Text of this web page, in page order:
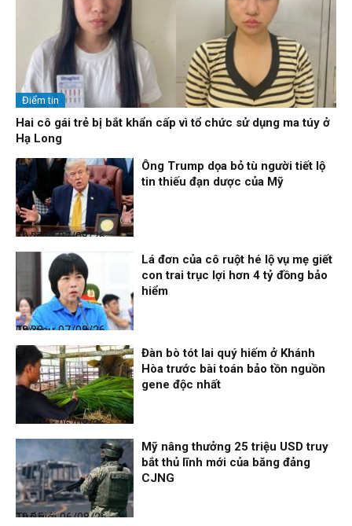
Điểm tin
Hai cô gái trẻ bị bắt khẩn cấp vì tổ chức sử dụng ma túy ở
Hạ Long
Thời sự
07/08/26, 10:27
Ông Trump dọa bỏ tù người tiết lộ
tin thiếu đạn dược của Mỹ
Thời sự
07/08/26, 08:38
Lá đơn của cô ruột hé lộ vụ mẹ giết
con trai trục lợi hơn 4 tỷ đồng bảo
hiểm
Thời sự
06/08/26, 19:09
Đàn bò tót lai quý hiếm ở Khánh
Hòa trước bài toán bảo tồn nguồn
gene độc nhất
Thế giới
06/08/26, 19:05
Mỹ nâng thưởng 25 triệu USD truy
bắt thủ lĩnh mới của băng đảng
CJNG